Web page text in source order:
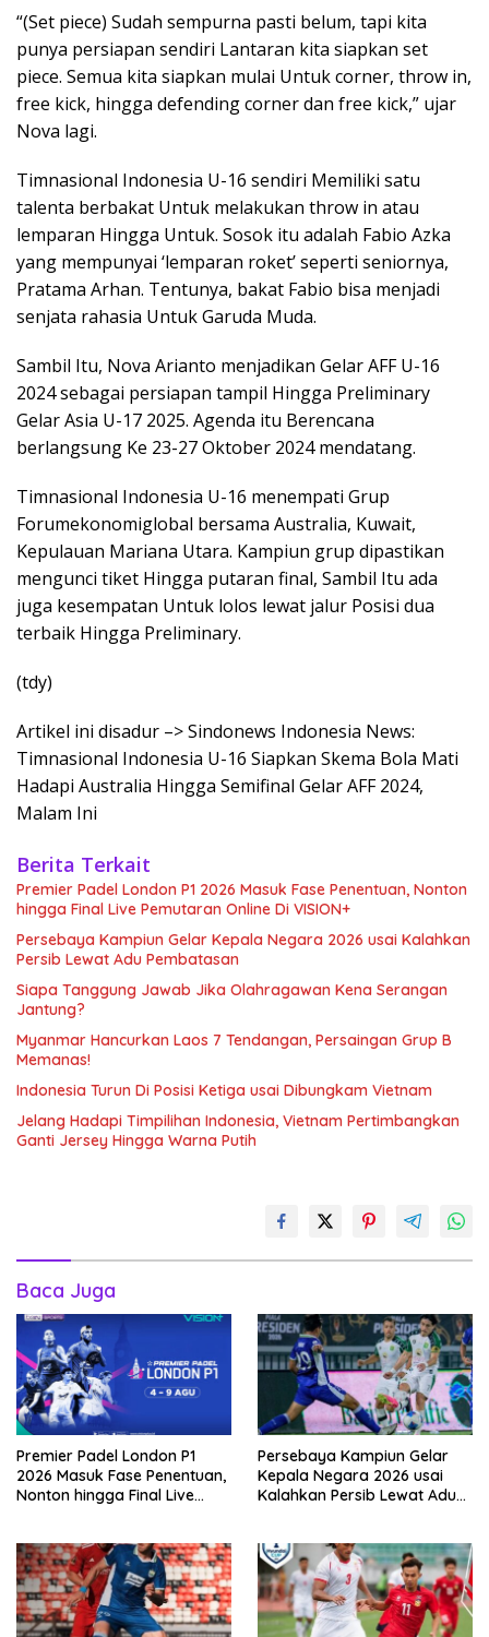
“(Set piece) Sudah sempurna pasti belum, tapi kita
punya persiapan sendiri Lantaran kita siapkan set
piece. Semua kita siapkan mulai Untuk corner, throw in,
free kick, hingga defending corner dan free kick,” ujar
Nova lagi.
Timnasional Indonesia U-16 sendiri Memiliki satu
talenta berbakat Untuk melakukan throw in atau
lemparan Hingga Untuk. Sosok itu adalah Fabio Azka
yang mempunyai ‘lemparan roket’ seperti seniornya,
Pratama Arhan. Tentunya, bakat Fabio bisa menjadi
senjata rahasia Untuk Garuda Muda.
Sambil Itu, Nova Arianto menjadikan Gelar AFF U-16
2024 sebagai persiapan tampil Hingga Preliminary
Gelar Asia U-17 2025. Agenda itu Berencana
berlangsung Ke 23-27 Oktober 2024 mendatang.
Timnasional Indonesia U-16 menempati Grup
Forumekonomiglobal bersama Australia, Kuwait,
Kepulauan Mariana Utara. Kampiun grup dipastikan
mengunci tiket Hingga putaran final, Sambil Itu ada
juga kesempatan Untuk lolos lewat jalur Posisi dua
terbaik Hingga Preliminary.
(tdy)
Artikel ini disadur –> Sindonews Indonesia News:
Timnasional Indonesia U-16 Siapkan Skema Bola Mati
Hadapi Australia Hingga Semifinal Gelar AFF 2024,
Malam Ini
Berita Terkait
Premier Padel London P1 2026 Masuk Fase Penentuan, Nonton
hingga Final Live Pemutaran Online Di VISION+
Persebaya Kampiun Gelar Kepala Negara 2026 usai Kalahkan
Persib Lewat Adu Pembatasan
Siapa Tanggung Jawab Jika Olahragawan Kena Serangan
Jantung?
Myanmar Hancurkan Laos 7 Tendangan, Persaingan Grup B
Memanas!
Indonesia Turun Di Posisi Ketiga usai Dibungkam Vietnam
Jelang Hadapi Timpilihan Indonesia, Vietnam Pertimbangkan
Ganti Jersey Hingga Warna Putih
Baca Juga
Premier Padel London P1
2026 Masuk Fase Penentuan,
Nonton hingga Final Live
Persebaya Kampiun Gelar
Kepala Negara 2026 usai
Kalahkan Persib Lewat Adu